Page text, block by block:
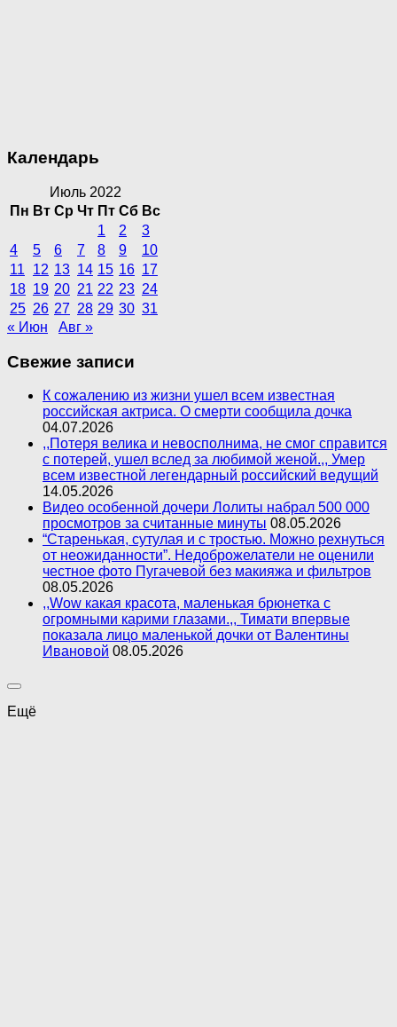
Календарь
Июль 2022
Пн Вт Ср Чт Пт Сб Вс
1
2
3
4
5 6 7 8 9
10
11
12 13 14 15 16 17
18 19 20 21 22 23 24
25 26 27 28 29 30 31
« Июн
Авг »
Свежие записи
К сожалению из жизни ушел всем известная
российская актриса. О смерти сообщила дочка
04.07.2026
,,Потеря велика и невосполнима, не смог справится
с потерей, ушел вслед за любимой женой.,, Умер
всем известной легендарный российский ведущий
14.05.2026
Видео особенной дочери Лолиты набрал 500 000
просмотров за считанные минуты 08.05.2026
“Старенькая, сутулая и с тростью. Можно рехнуться
от неожиданности”. Недоброжелатели не оценили
честное фото Пугачевой без макияжа и фильтров
08.05.2026
,,Wow какая красота, маленькая брюнетка с
огромными карими глазами.,, Тимати впервые
показала лицо маленькой дочки от Валентины
Ивановой 08.05.2026
Ещё